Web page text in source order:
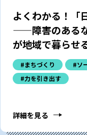
よくわかる！「
——障害のある
が地域で暮らせ
#まちづくり
#ソ
#力を引き出す
詳細を見る